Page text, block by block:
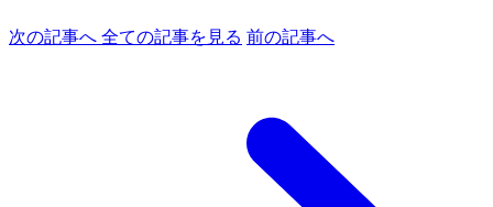
次の記事へ 全ての記事を見る 前の記事へ